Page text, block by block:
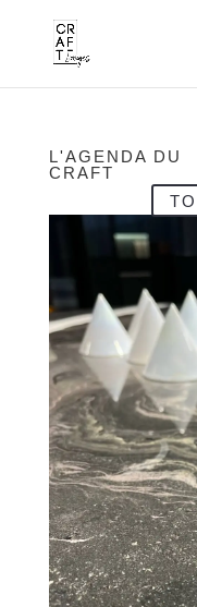
L'AGENDA DU
CRAFT